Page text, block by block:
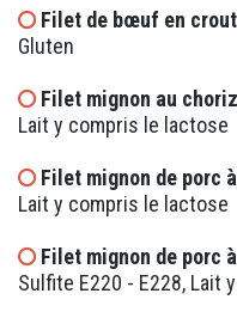
Filet de bœuf en
Gluten
Filet mignon au
Lait y compris le lactose
Filet mignon de porc
Lait y compris le lactose
Filet mignon de porc
Sulfite E220 - E228, Lait